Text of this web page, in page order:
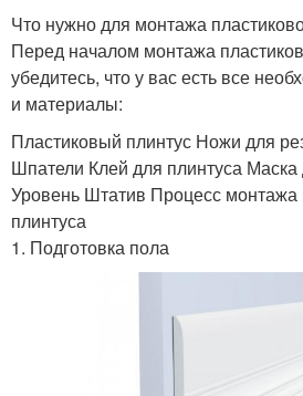
Что нужно для монтажа
Перед началом монтажа
убедитесь, что у вас есть все
и материалы:
Пластиковый плинтус Ножи для
Шпатели Клей для плинтуса
Уровень Штатив Процесс монтажа
плинтуса
1. Подготовка пола